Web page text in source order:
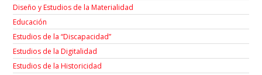
Diseño y Estudios de la Materialidad
Educación
Estudios de la “Discapacidad”
Estudios de la Digitalidad
Estudios de la Historicidad